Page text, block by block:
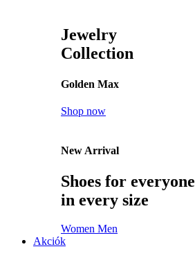
Jewelry
Collection
Golden Max
Shop now
New Arrival
Shoes for everyone
in every size
Women Men
Akciók